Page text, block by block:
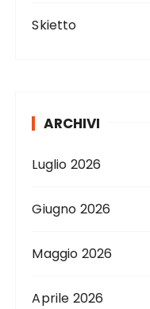
Skietto
ARCHIVI
Luglio 2026
Giugno 2026
Maggio 2026
Aprile 2026